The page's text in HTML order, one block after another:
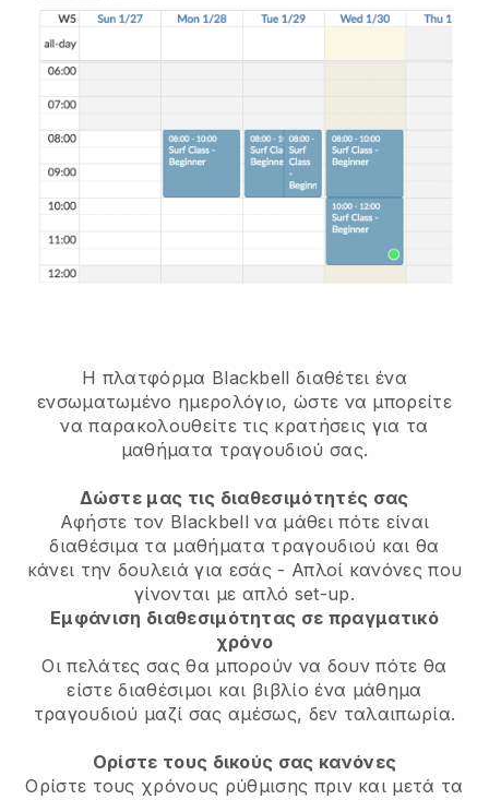
Η πλατφόρμα Blackbell διαθέτει ένα
ενσωματωμένο ημερολόγιο, ώστε να μπορείτε
να παρακολουθείτε τις κρατήσεις για τα
μαθήματα τραγουδιού σας.
Δώστε μας τις διαθεσιμότητές σας
Αφήστε τον Blackbell να μάθει πότε είναι
διαθέσιμα τα μαθήματα τραγουδιού και θα
κάνει την δουλειά για εσάς- Απλοί κανόνες που
γίνονται με απλό set-up.
Εμφάνιση διαθεσιμότητας σε πραγματικό
χρόνο
Οι πελάτες σας θα μπορούν να δουν πότε θα
είστε διαθέσιμοι και βιβλίο ένα μάθημα
τραγουδιού μαζί σας αμέσως, δεν ταλαιπωρία.
Ορίστε τους δικούς σας κανόνες
Ορίστε τους χρόνους ρύθμισης πριν και μετά τα